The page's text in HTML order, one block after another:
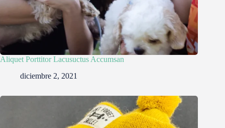
Aliquet Porttitor Lacusuctus Accumsan
diciembre 2, 2021